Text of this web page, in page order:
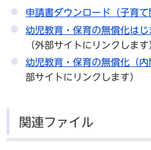
申請書ダウンロード（子育て
幼児教育・保育の無償化はじ
（外部サイトにリンクします
幼児教育・保育の無償化（内
部サイトにリンクします）
関連ファイル